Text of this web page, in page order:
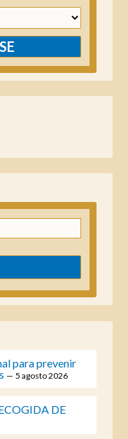
para prevenir
5 agosto 2026
DE